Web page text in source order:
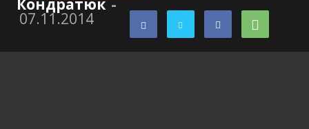
Кондратюк -
07.11.2014